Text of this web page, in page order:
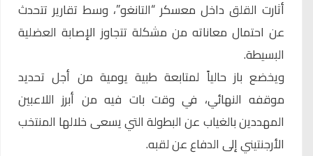
أثارت القلق داخل معسكر “التانغو”، وسط تقارير تتحدث
عن احتمال معاناته من مشكلة تتجاوز الإصابة العضلية
البسيطة.
ويخضع باز حالياً لمتابعة طبية يومية من أجل تحديد
موقفه النهائي، في وقت بات فيه من أبرز اللاعبين
المهددين بالغياب عن البطولة التي يسعى خلالها المنتخب
الأرجنتيني إلى الدفاع عن لقبه.